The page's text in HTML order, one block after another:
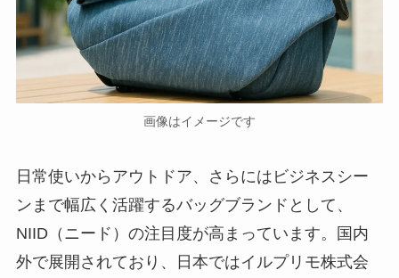
画像はイメージです
日常使いからアウトドア、さらにはビジネスシー
ンまで幅広く活躍するバッグブランドとして、
NIID（ニード）の注目度が高まっています。国内
外で展開されており、日本ではイルプリモ株式会